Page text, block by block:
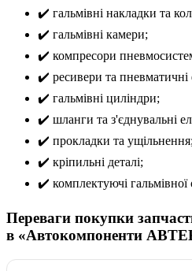
✔️ гальмівні накладки та
✔️ гальмівні камери;
✔️ компресори
✔️ ресивери та пневматичні
✔️ гальмівні циліндри;
✔️ шланги та з'єднувальні
✔️ прокладки та ущільнення;
✔️ кріпильні деталі;
✔️ комплектуючі гальмівної
Переваги покупки
в «Автокомпоненти